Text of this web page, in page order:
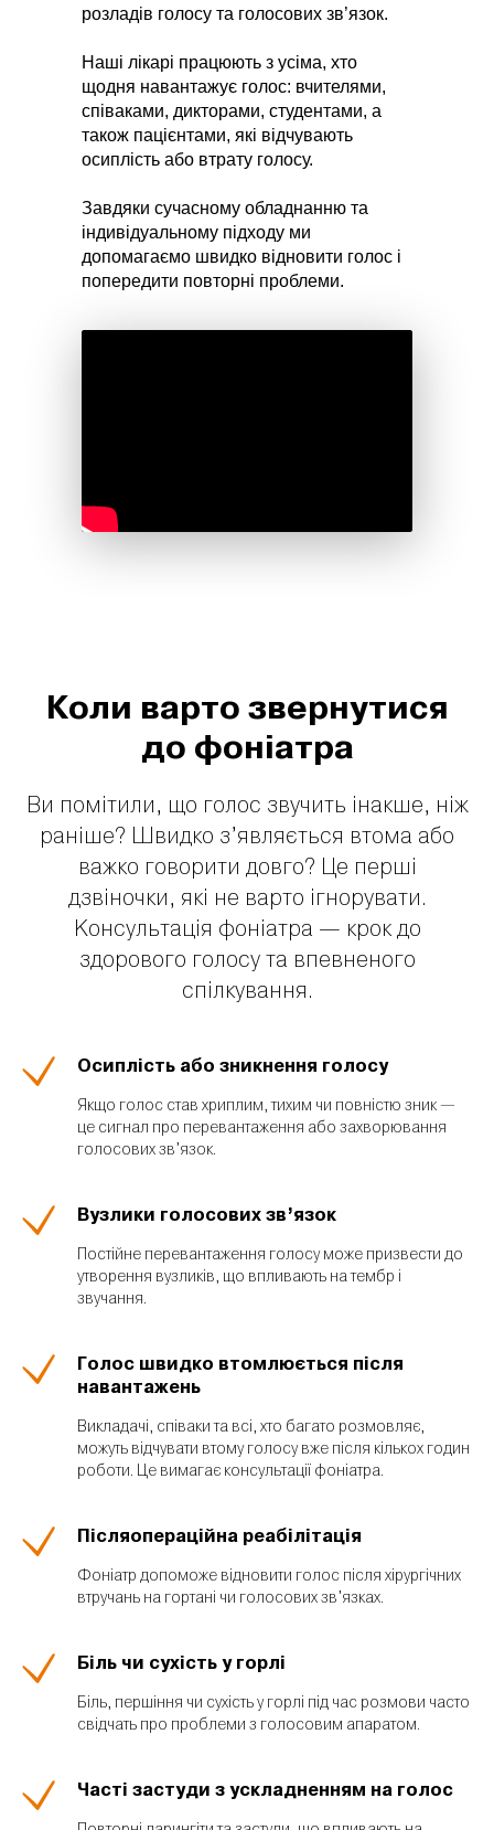
розладів голосу та голосових зв’язок.
Наші лікарі працюють з усіма, хто
щодня навантажує голос: вчителями,
співаками, дикторами, студентами, а
також пацієнтами, які відчувають
осиплість або втрату голосу.
Завдяки сучасному обладнанню та
індивідуальному підходу ми
допомагаємо швидко відновити голос і
попередити повторні проблеми.
Коли варто звернутися
до фоніатра
Ви помітили, що голос звучить інакше, ніж
раніше? Швидко з’являється втома або
важко говорити довго? Це перші
дзвіночки, які не варто ігнорувати.
Консультація фоніатра — крок до
здорового голосу та впевненого
спілкування.
Осиплість або зникнення голосу
Якщо голос став хриплим, тихим чи повністю зник —
це сигнал про перевантаження або захворювання
голосових зв’язок.
Вузлики голосових зв’язок
Постійне перевантаження голосу може призвести до
утворення вузликів, що впливають на тембр і
звучання.
Голос швидко втомлюється після
навантажень
Викладачі, співаки та всі, хто багато розмовляє,
можуть відчувати втому голосу вже після кількох годин
роботи. Це вимагає консультації фоніатра.
Післяопераційна реабілітація
Фоніатр допоможе відновити голос після хірургічних
втручань на гортані чи голосових зв’язках.
Біль чи сухість у горлі
Біль, першіння чи сухість у горлі під час розмови часто
свідчать про проблеми з голосовим апаратом.
Часті застуди з ускладненням на голос